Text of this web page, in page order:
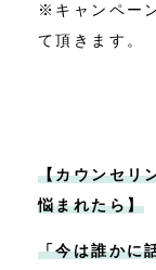
※キャンペー
て頂きます。
【カウンセリ
悩まれたら】
「今は誰かに